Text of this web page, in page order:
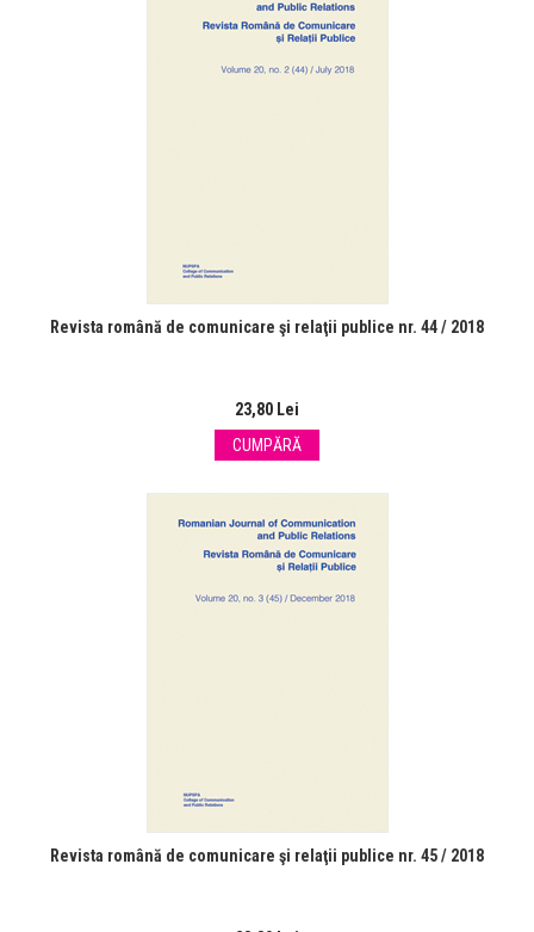
Revista română de comunicare şi relaţii publice nr. 44 / 2018
23,80 Lei
CUMPĂRĂ
Revista română de comunicare şi relaţii publice nr. 45 / 2018